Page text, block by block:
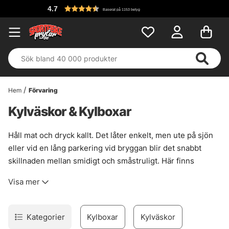
Baserat på 1153 betyg
Hem Förvaring
Kylväskor & Kylboxar
Håll mat och dryck kallt. Det låter enkelt, men ute på sjön
eller vid en lång parkering vid bryggan blir det snabbt
skillnaden mellan smidigt och småstruligt. Här finns
passar i packningen till rejäla boxar som står stadigt i båt,
Vissa tomma fiskeväskor är byggda för att fungera som
kylare från början. Det gör dem praktiska när turen är kort,
Visa mer
Kategorier Kylboxar Kylväskor